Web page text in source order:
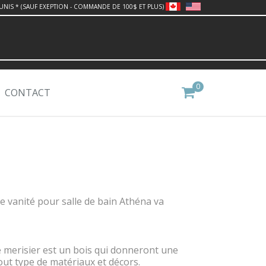
* (SAUF EXEPTION - COMMANDE DE 100$ ET PLUS)
0
CONTACT
vanité pour salle de bain Athéna va
merisier est un bois qui donneront une
type de matériaux et décors.